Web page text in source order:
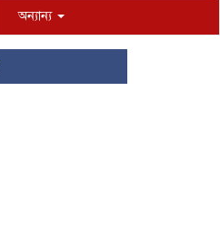
অন্যান্য